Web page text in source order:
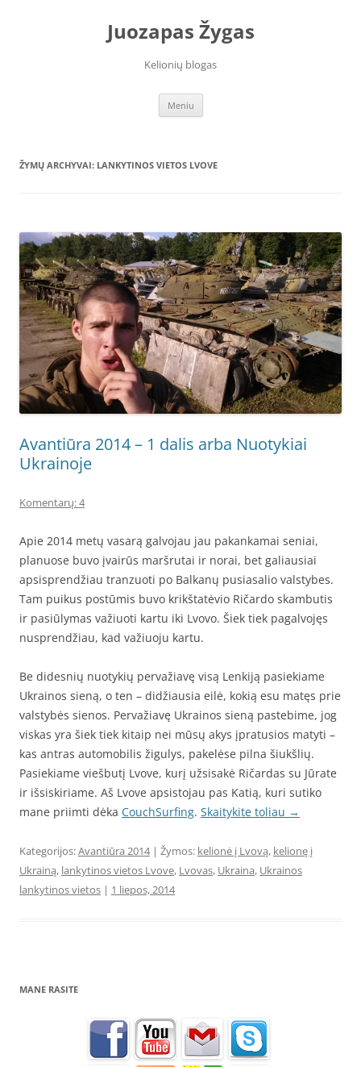
Juozapas Žygas
Kelionių blogas
Meniu Pereiti
turinio
ŽYMŲ ARCHYVAI: LANKYTINOS VIETOS LVOVE
Avantiūra 2014 – 1 dalis arba Nuotykiai
Ukrainoje
Komentarų: 4
Apie 2014 metų vasarą galvojau jau pakankamai seniai,
planuose buvo įvairūs maršrutai ir norai, bet galiausiai
apsisprendžiau tranzuoti po Balkanų pusiasalio valstybes.
Tam puikus postūmis buvo krikštatėvio Ričardo skambutis
ir pasiūlymas važiuoti kartu iki Lvovo. Šiek tiek pagalvojęs
nusprendžiau, kad važiuoju kartu.
Be didesnių nuotykių pervažiavę visą Lenkiją pasiekiame
Ukrainos sieną, o ten – didžiausia eilė, kokią esu matęs prie
valstybės sienos. Pervažiavę Ukrainos sieną pastebime, jog
viskas yra šiek tiek kitaip nei mūsų akys įpratusios matyti –
kas antras automobilis žigulys, pakelėse pilna šiukšlių.
Pasiekiame viešbutį Lvove, kurį užsisakė Ričardas su Jūrate
ir išsiskiriame. Aš Lvove apsistojau pas Katią, kuri sutiko
mane priimti dėka CouchSurfing. Skaitykite toliau →
Kategorijos:Avantiūra 2014| Žymos: kelionė į Lvovą, kelionę į
Ukrainą, lankytinos vietos Lvove, Lvovas, Ukraina, Ukrainos
lankytinos vietos | 1 liepos, 2014
MANE RASITE